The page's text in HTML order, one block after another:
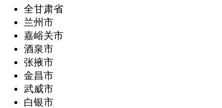
全甘肃省
兰州市
嘉峪关市
酒泉市
张掖市
金昌市
武威市
白银市